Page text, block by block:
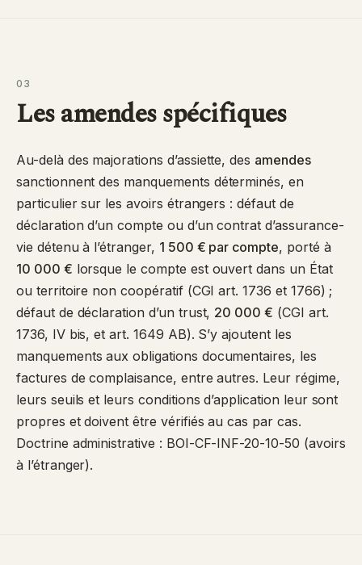
03
Les amendes spécifiques
Au-delà des majorations d’assiette, des amendes
sanctionnent des manquements déterminés, en
particulier sur les avoirs étrangers : défaut de
déclaration d’un compte ou d’un contrat d’assurance-
vie détenu à l’étranger, 1 500 € par compte, porté à
10 000 € lorsque le compte est ouvert dans un État
ou territoire non coopératif (CGI art. 1736 et 1766) ;
défaut de déclaration d’un trust, 20 000 € (CGI art.
1736, IV bis, et art. 1649 AB). S’y ajoutent les
manquements aux obligations documentaires, les
factures de complaisance, entre autres. Leur régime,
leurs seuils et leurs conditions d’application leur sont
propres et doivent être vérifiés au cas par cas.
Doctrine administrative : BOI-CF-INF-20-10-50 (avoirs
à l’étranger).